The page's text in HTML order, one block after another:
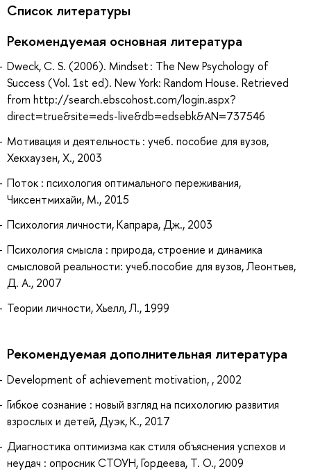
Список литературы
Рекомендуемая основная литература
Dweck, C. S. (2006). Mindset : The New Psychology of
Success (Vol. 1st ed). New York: Random House. Retrieved
from http://search.ebscohost.com/login.aspx?
direct=true&site=eds-live&db=edsebk&AN=737546
Мотивация и деятельность : учеб. пособие для вузов,
Хекхаузен, Х., 2003
Поток : психология оптимального переживания,
Чиксентмихайи, М., 2015
Психология личности, Капрара, Дж., 2003
Психология смысла : природа, строение и динамика
смысловой реальности: учеб.пособие для вузов, Леонтьев,
Д. А., 2007
Теории личности, Хьелл, Л., 1999
Рекомендуемая дополнительная литература
Development of achievement motivation, , 2002
Гибкое сознание : новый взгляд на психологию развития
взрослых и детей, Дуэк, К., 2017
Диагностика оптимизма как стиля объяснения успехов и
неудач : опросник СТОУН, Гордеева, Т. О., 2009